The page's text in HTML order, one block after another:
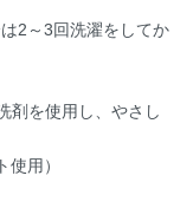
2～3回洗濯をしてか
剤を使用し、やさし
用）